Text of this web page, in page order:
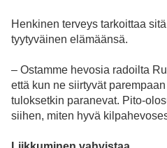
Henkinen terveys tarkoittaa
tyytyväinen elämäänsä.
– Ostamme hevosia radoilta
että kun ne siirtyvät
tuloksetkin paranevat. Pito-
siihen, miten hyvä